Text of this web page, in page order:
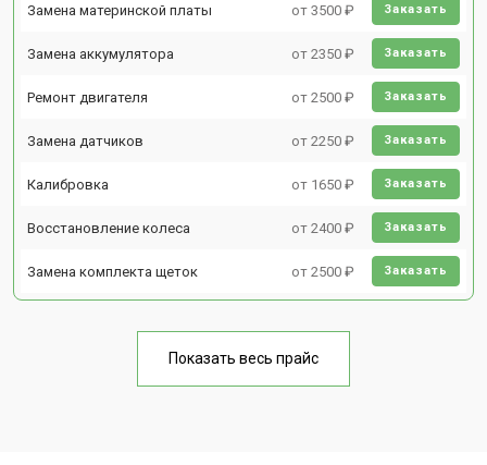
Замена материнской платы от 3500 ₽ Заказать
Замена аккумулятора от 2350 ₽ Заказать
Ремонт двигателя от 2500 ₽ Заказать
Замена датчиков от 2250 ₽ Заказать
Калибровка от 1650 ₽ Заказать
Восстановление колеса от 2400 ₽ Заказать
Замена комплекта щеток от 2500 ₽ Заказать
Показать весь прайс